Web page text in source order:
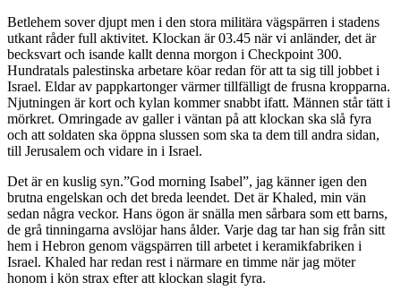
Betlehem sover djupt men i den stora militära vägspärren i stadens
utkant råder full aktivitet. Klockan är 03.45 när vi anländer, det är
becksvart och isande kallt denna morgon i Checkpoint 300.
Hundratals palestinska arbetare köar redan för att ta sig till jobbet i
Israel. Eldar av pappkartonger värmer tillfälligt de frusna kropparna.
Njutningen är kort och kylan kommer snabbt ifatt. Männen står tätt i
mörkret. Omringade av galler i väntan på att klockan ska slå fyra
och att soldaten ska öppna slussen som ska ta dem till andra sidan,
till Jerusalem och vidare in i Israel.
Det är en kuslig syn.”God morning Isabel”, jag känner igen den
brutna engelskan och det breda leendet. Det är Khaled, min vän
sedan några veckor. Hans ögon är snälla men sårbara som ett barns,
de grå tinningarna avslöjar hans ålder. Varje dag tar han sig från sitt
hem i Hebron genom vägspärren till arbetet i keramikfabriken i
Israel. Khaled har redan rest i närmare en timme när jag möter
honom i kön strax efter att klockan slagit fyra.